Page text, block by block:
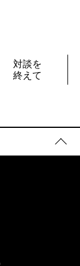
対談を
終えて